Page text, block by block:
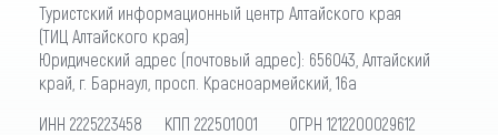
Туристский информационный центр Алтайского края
(ТИЦ Алтайского края)
Юридический адрес (почтовый адрес): 656043, Алтайский
край, г. Барнаул, просп. Красноармейский, 16а
ИНН 2225223458 КПП 222501001 ОГРН 1212200029612